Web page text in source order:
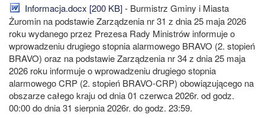
Informacja.docx [200 KB]- Burmistrz Gminy i Miasta
Żuromin na podstawie Zarządzenia nr 31 z dnia 25 maja 2026
roku wydanego przez Prezesa Rady Ministrów informuje o
wprowadzeniu drugiego stopnia alarmowego BRAVO (2. stopień
BRAVO) oraz na podstawie Zarządzenia nr 34 z dnia 25 maja
2026 roku informuje o wprowadzeniu drugiego stopnia
alarmowego CRP (2. stopień BRAVO-CRP) obowiązującego na
obszarze całego kraju od dnia 01 czerwca 2026r. od godz.
00:00 do dnia 31 sierpnia 2026r. do godz. 23:59.